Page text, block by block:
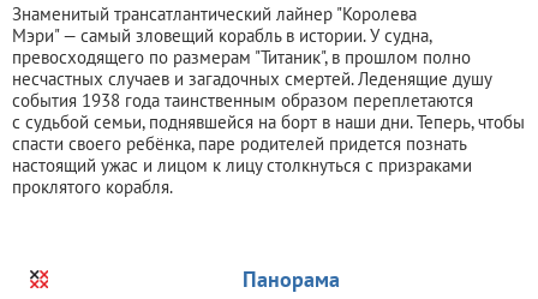
Знаменитый трансатлантический лайнер "Королева
Мэри" — самый зловещий корабль в истории. У судна,
превосходящего по размерам "Титаник", в прошлом полно
несчастных случаев и загадочных смертей. Леденящие душу
события 1938 года таинственным образом переплетаются
с судьбой семьи, поднявшейся на борт в наши дни. Теперь, чтобы
спасти своего ребёнка, паре родителей придется познать
настоящий ужас и лицом к лицу столкнуться с призраками
проклятого корабля.
Панорама